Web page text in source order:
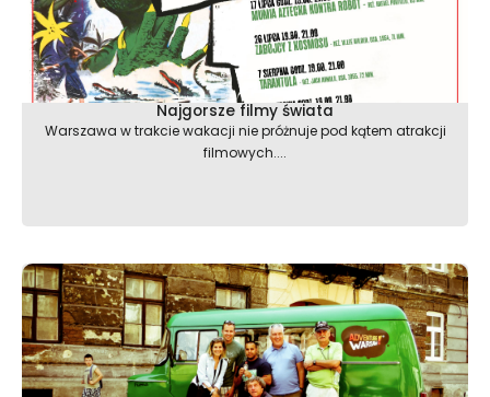
Najgorsze filmy świata
Warszawa w trakcie wakacji nie próżnuje pod kątem atrakcji
filmowych....